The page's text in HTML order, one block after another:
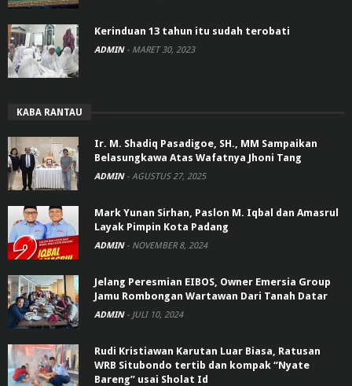
Kerinduan 13 tahun itu sudah terobati
ADMIN - MARET 30, 2023
KABA RANTAU
Ir. M. Shadiq Pasadigoe, SH., MM Sampaikan
Belasungkawa Atas Wafatnya Jhoni Tang
ADMIN - AGUSTUS 27, 2025
Mark Yunan Sirhan, Paslon M. Iqbal dan Amasrul
Layak Pimpin Kota Padang
ADMIN - NOVEMBER 8, 2024
Jelang Peresmian EIBOS, Owner Emersia Group
Jamu Rombongan Wartawan Dari Tanah Datar
ADMIN - JULI 10, 2024
Rudi Kristiawan Karutan Luar Biasa, Ratusan
WRB Situbondo tertib dan kompak “Nyate
Bareng” usai Sholat Id